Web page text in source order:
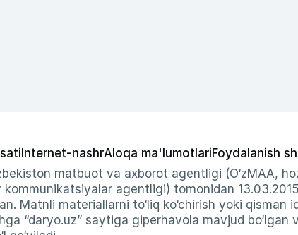
Internet-nashrAloqa ma'lumotlariFoydalanish
matbuot va axborot agentligi (O‘zMAA,
agentligi) tomonidan
Matnli materiallarni to‘liq ko‘chirish yoki
“daryo.uz” saytiga giperhavola mavjud